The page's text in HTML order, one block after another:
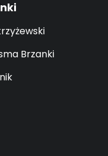
Brzanki